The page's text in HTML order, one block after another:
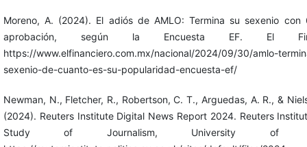
Moreno, A. (2024). El adiós de AMLO: Termina su sexenio con
aprobación, según la Encuesta EF. El
https://www.elfinanciero.com.mx/nacional/2024/09/30/amlo-
sexenio-de-cuanto-es-su-popularidad-encuesta-ef/
Newman, N., Fletcher, R., Robertson, C. T., Arguedas, A. R., &
(2024). Reuters Institute Digital News Report 2024. Reuters
Study of Journalism, University of